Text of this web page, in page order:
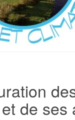
de ses